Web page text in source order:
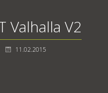
Valhalla V2
11.02.2015